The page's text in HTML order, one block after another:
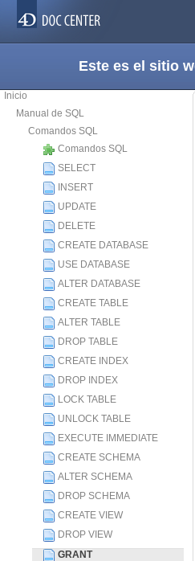
Este es el sitio
Inicio
Manual de SQL
Comandos SQL
Comandos SQL
SELECT
INSERT
UPDATE
DELETE
CREATE DATABASE
USE DATABASE
ALTER DATABASE
CREATE TABLE
ALTER TABLE
DROP TABLE
CREATE INDEX
DROP INDEX
LOCK TABLE
UNLOCK TABLE
EXECUTE IMMEDIATE
CREATE SCHEMA
ALTER SCHEMA
DROP SCHEMA
CREATE VIEW
DROP VIEW
GRANT